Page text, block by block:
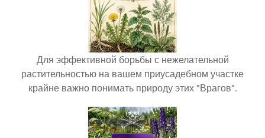
Для эффективной борьбы с нежелательной
растительностью на вашем приусадебном участке
крайне важно понимать природу этих "Врагов".